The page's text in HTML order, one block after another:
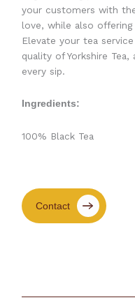
your customers with
love, while also
Elevate your tea
quality of Yorkshire
every sip.
Ingredients:
100% Black Tea
Contact